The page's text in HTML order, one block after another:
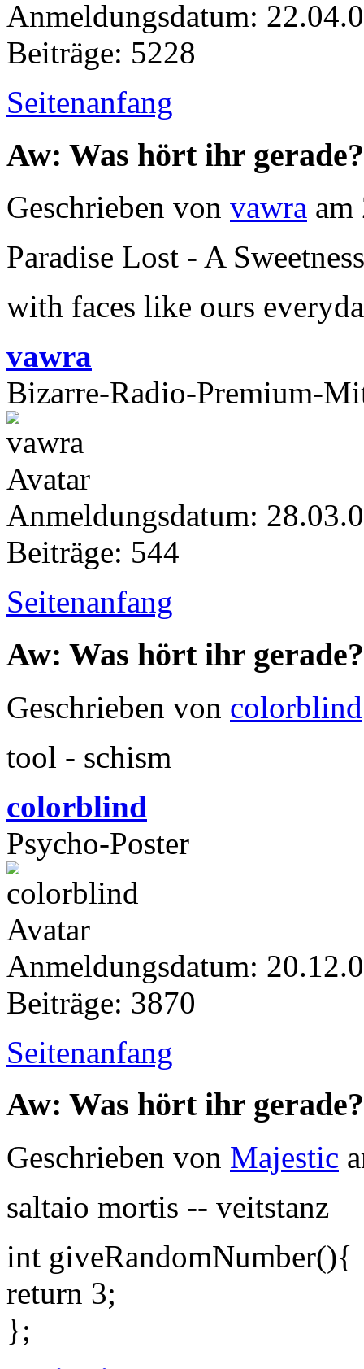
Anmeldungsdatum:
Beiträge: 5228
Seitenanfang
Aw: Was hört ihr gerade?
Geschrieben von vawra am
Paradise Lost - A
with faces like ours
vawra
Bizarre-Radio-Premium-
Anmeldungsdatum:
Beiträge: 544
Seitenanfang
Aw: Was hört ihr gerade?
Geschrieben von colorblind
tool - schism
colorblind
Psycho-Poster
Anmeldungsdatum:
Beiträge: 3870
Seitenanfang
Aw: Was hört ihr gerade?
Geschrieben von Majestic
saltaio mortis -- veitstanz
int giveRandomNumber(){
return 3;
};